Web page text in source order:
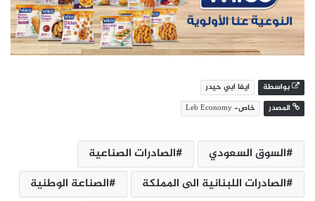
بواسطة
ايفا ابي حيدر
المصدر
خاص- Leb Economy
السوق السعودي
الصادرات الصناعية
الصادرات اللبنانية الى المملكة
الصناعة الوطنية